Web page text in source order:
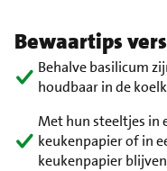
Bewaartips
Behalve basilicum
houdbaar in de
Met hun steeltjes in
keukenpapier of in
keukenpapier